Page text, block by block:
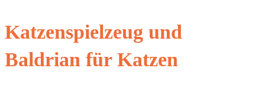
Katzenspielzeug und
Baldrian für Katzen